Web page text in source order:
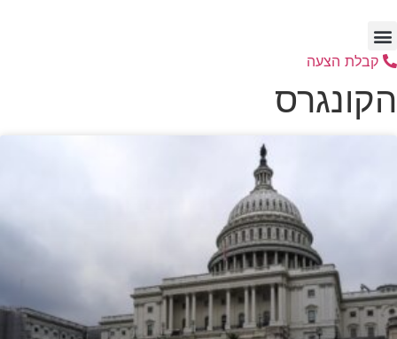
לתוכן
קבלת הצעה
הקונגרס